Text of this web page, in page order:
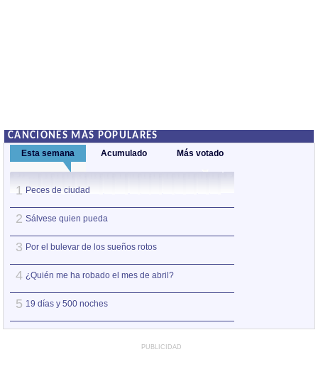
CANCIONES MÁS POPULARES
Esta semana Acumulado Más votado
1 Peces de ciudad
2 Sálvese quien pueda
3 Por el bulevar de los sueños rotos
4 ¿Quién me ha robado el mes de abril?
5 19 días y 500 noches
PUBLICIDAD